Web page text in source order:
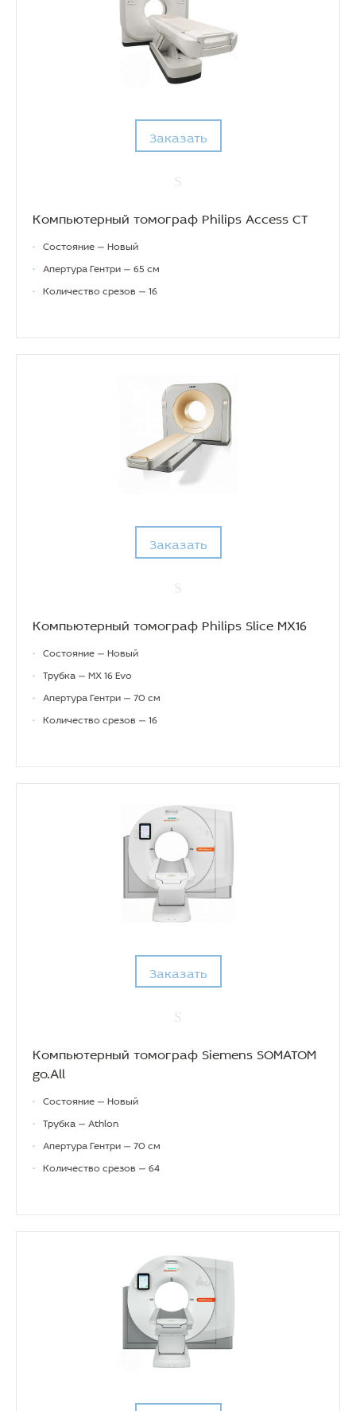
Заказать
Компьютерный томограф Philips Access CT
• Состояние — Новый
• Апертура Гентри — 65 см
• Количество срезов — 16
Заказать
Компьютерный томограф Philips Slice MX16
• Состояние — Новый
• Трубка — MX 16 Evo
• Апертура Гентри — 70 см
• Количество срезов — 16
Заказать
Компьютерный томограф Siemens SOMATOM
go.All
• Состояние — Новый
• Трубка — Athlon
• Апертура Гентри — 70 см
• Количество срезов — 64